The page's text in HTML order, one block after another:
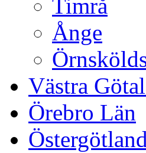
Timrå
Ånge
Västra
Örebro Län